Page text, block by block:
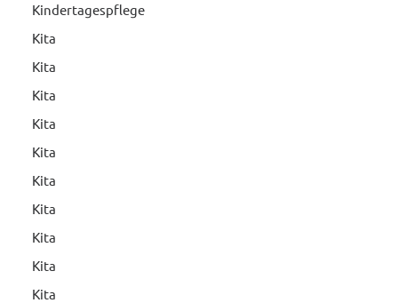
Kindertagespflege
Kita
Kita
Kita
Kita
Kita
Kita
Kita
Kita
Kita
Kita